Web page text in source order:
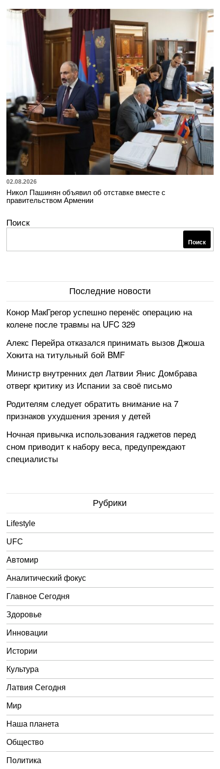
02.08.2026
Никол Пашинян объявил об отставке вместе с
правительством Армении
Поиск
Поиск
Последние новости
Конор МакГрегор успешно перенёс операцию на
колене после травмы на UFC 329
Алекс Перейра отказался принимать вызов Джоша
Хокита на титульный бой BMF
Министр внутренних дел Латвии Янис Домбрава
отверг критику из Испании за своё письмо
Родителям следует обратить внимание на 7
признаков ухудшения зрения у детей
Ночная привычка использования гаджетов перед
сном приводит к набору веса, предупреждают
специалисты
Рубрики
Lifestyle
UFC
Автомир
Аналитический фокус
Главное Сегодня
Здоровье
Инновации
Истории
Культура
Латвия Сегодня
Мир
Наша планета
Общество
Политика